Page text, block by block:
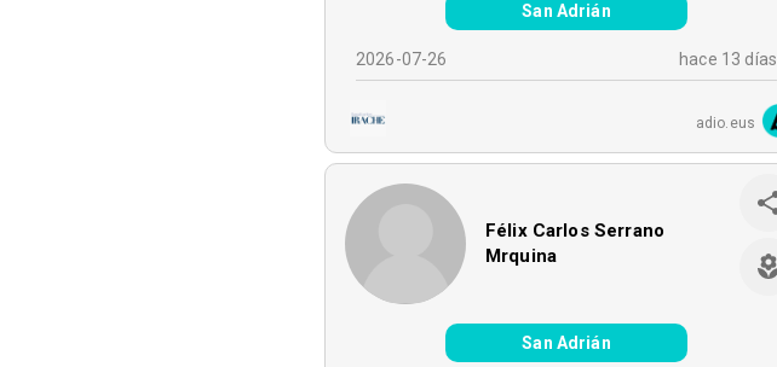
San Adrián
2026-07-26 hace 13 días
adio.eus
Félix Carlos Serrano
Mrquina
San Adrián